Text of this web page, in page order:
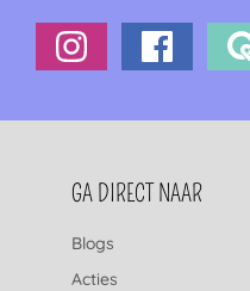
FOOTERNAVIGATIE
GA DIRECT NAAR
Blogs
Acties